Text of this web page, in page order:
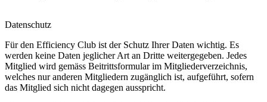
Datenschutz
Für den Efficiency Club ist der Schutz Ihrer Daten wichtig. Es
werden keine Daten jeglicher Art an Dritte weitergegeben. Jedes
Mitglied wird gemäss Beitrittsformular im Mitgliederverzeichnis,
welches nur anderen Mitgliedern zugänglich ist, aufgeführt, sofern
das Mitglied sich nicht dagegen ausspricht.